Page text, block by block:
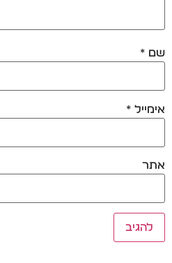
שם *
אימייל *
אתר